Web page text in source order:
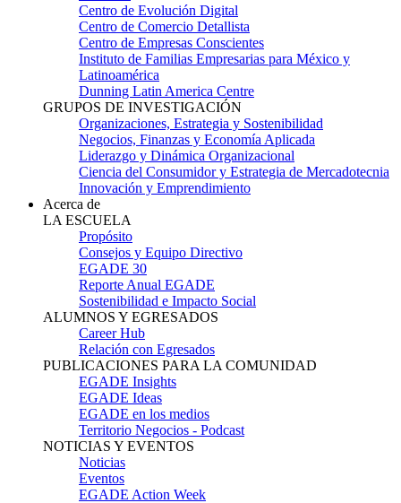
Centro de Evolución Digital
Centro de Comercio Detallista
Centro de Empresas Conscientes
Instituto de Familias Empresarias para México y
Latinoamérica
Dunning Latin America Centre
GRUPOS DE INVESTIGACIÓN
Organizaciones, Estrategia y Sostenibilidad
Negocios, Finanzas y Economía Aplicada
Liderazgo y Dinámica Organizacional
Ciencia del Consumidor y Estrategia de Mercadotecnia
Innovación y Emprendimiento
Acerca de
LA ESCUELA
Propósito
Consejos y Equipo Directivo
EGADE 30
Reporte Anual EGADE
Sostenibilidad e Impacto Social
ALUMNOS Y EGRESADOS
Career Hub
Relación con Egresados
PUBLICACIONES PARA LA COMUNIDAD
EGADE Insights
EGADE Ideas
EGADE en los medios
Territorio Negocios - Podcast
NOTICIAS Y EVENTOS
Noticias
Eventos
EGADE Action Week